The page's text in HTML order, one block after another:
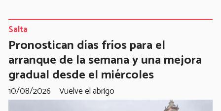
Pronostican días fríos para el
arranque de la semana y una mejora
gradual desde el miércoles
Vuelve el abrigo
Salta
10/08/2026